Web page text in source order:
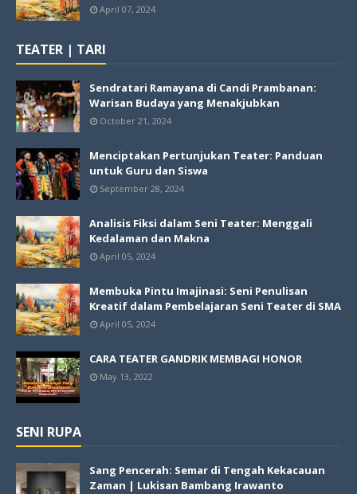
April 07, 2024
TEATER | TARI
Sendratari Ramayana di Candi Prambanan:
Warisan Budaya yang Menakjubkan
October 21, 2024
Menciptakan Pertunjukan Teater: Panduan
untuk Guru dan Siswa
September 28, 2024
Analisis Fiksi dalam Seni Teater: Menggali
Kedalaman dan Makna
April 05, 2024
Membuka Pintu Imajinasi: Seni Penulisan
Kreatif dalam Pembelajaran Seni Teater di SMA
April 05, 2024
CARA TEATER GANDRIK MEMBAGI HONOR
May 13, 2022
SENI RUPA
Sang Pencerah: Semar di Tengah Kekacauan
Zaman | Lukisan Bambang Irawanto